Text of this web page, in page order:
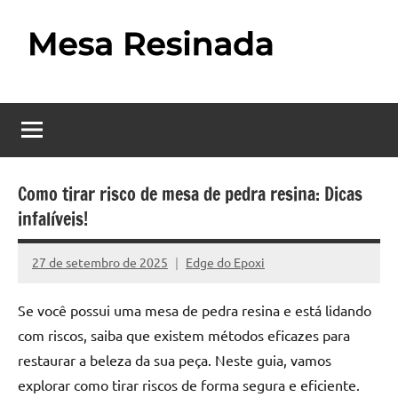
Resinada
–
Como
Fazer
uma
Resinada
Passo
a
o
fascinante
mesas
resinadas,
onde
elegância
madeira
se
encontra
Como tirar risco de mesa de pedra resina: Dicas
infalíveis!
27 de setembro de 2025 Edge do Epoxi
Nenhum
Se você possui uma mesa de pedra resina e está lidando
com riscos, saiba que existem métodos eficazes para
restaurar a beleza da sua peça. Neste guia, vamos
explorar como tirar riscos de forma segura e eficiente.